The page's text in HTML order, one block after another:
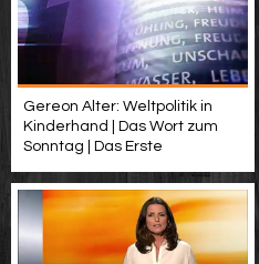
Gereon Alter: Weltpolitik in
Kinderhand | Das Wort zum
Sonntag | Das Erste